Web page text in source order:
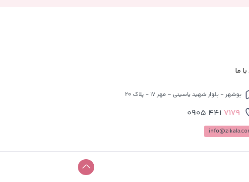
ما
بوشهر - بلوار شهید یاسینی - مهر 17 - پلاک 20
7179